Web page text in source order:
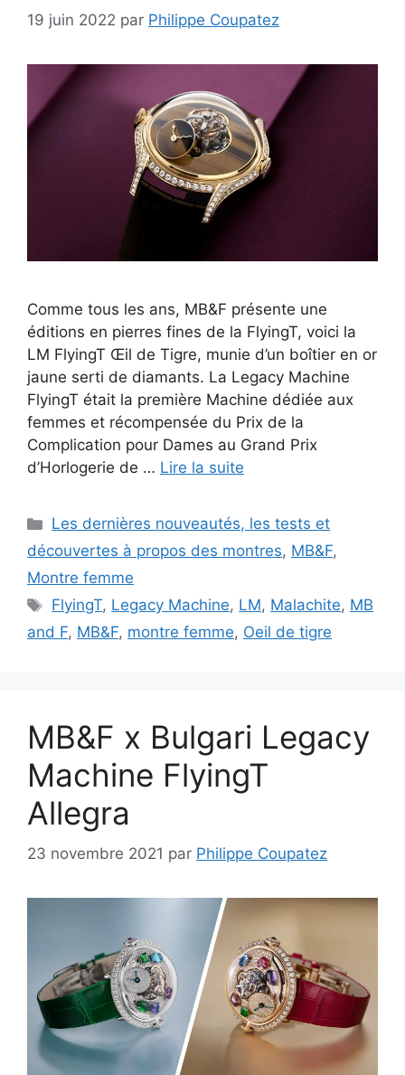
19 juin 2022 par Philippe Coupatez
Comme tous les ans, MB&F présente une
éditions en pierres fines de la FlyingT, voici la
LM FlyingT Œil de Tigre, munie d’un boîtier en or
jaune serti de diamants. La Legacy Machine
FlyingT était la première Machine dédiée aux
femmes et récompensée du Prix de la
Complication pour Dames au Grand Prix
d’Horlogerie de … Lire la suite
Catégories
Les dernières nouveautés, les tests et
découvertes à propos des montres, MB&F,
Montre femme
Étiquettes
FlyingT, Legacy Machine, LM, Malachite, MB
and F, MB&F, montre femme, Oeil de tigre
MB&F x Bulgari Legacy
Machine FlyingT
Allegra
23 novembre 2021 par Philippe Coupatez